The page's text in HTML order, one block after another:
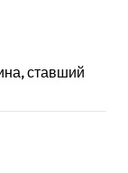
ставший